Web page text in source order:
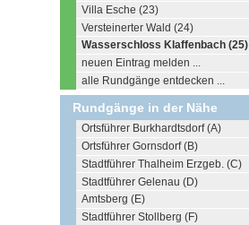
Villa Esche (23)
Versteinerter Wald (24)
Wasserschloss Klaffenbach (25)
neuen Eintrag melden ...
alle Rundgänge entdecken ...
Rundgänge in der Nähe
Ortsführer Burkhardtsdorf (A)
Ortsführer Gornsdorf (B)
Stadtführer Thalheim Erzgeb. (C)
Stadtführer Gelenau (D)
Amtsberg (E)
Stadtführer Stollberg (F)